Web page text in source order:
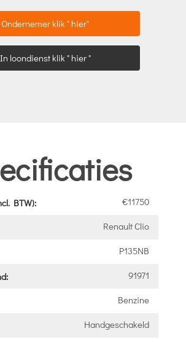
Ondernemer klik " hier"
In loondienst klik " hier "
BTW): €11750
Renault Clio
P135NB
91971
Benzine
Handgeschakeld